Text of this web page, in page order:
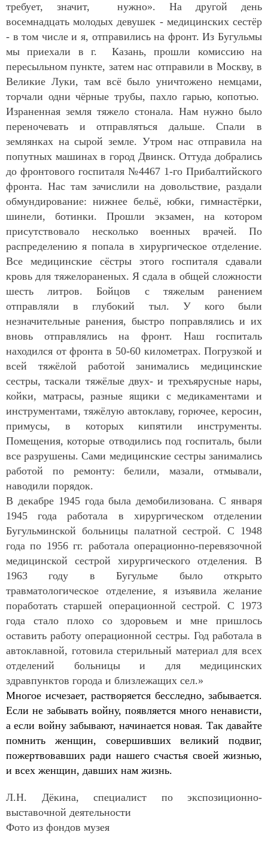
требует, значит, нужно». На другой день
восемнадцать молодых девушек - медицинских сестёр
- в том числе и я, отправились на фронт. Из Бугульмы
мы приехали в г. Казань, прошли комиссию на
пересыльном пункте, затем нас отправили в Москву, в
Великие Луки, там всё было уничтожено немцами,
торчали одни чёрные трубы, пахло гарью, копотью.
Израненная земля тяжело стонала. Нам нужно было
переночевать и отправляться дальше. Спали в
землянках на сырой земле. Утром нас отправила на
попутных машинах в город Двинск. Оттуда добрались
до фронтового госпиталя №4467 1-го Прибалтийского
фронта. Нас там зачислили на довольствие, раздали
обмундирование: нижнее бельё, юбки, гимнастёрки,
шинели, ботинки. Прошли экзамен, на котором
присутствовало несколько военных врачей. По
распределению я попала в хирургическое отделение.
Все медицинские сёстры этого госпиталя сдавали
кровь для тяжелораненых. Я сдала в общей сложности
шесть литров. Бойцов с тяжелым ранением
отправляли в глубокий тыл. У кого были
незначительные ранения, быстро поправлялись и их
вновь отправлялись на фронт. Наш госпиталь
находился от фронта в 50-60 километрах. Погрузкой и
всей тяжёлой работой занимались медицинские
сестры, таскали тяжёлые двух- и трехъярусные нары,
койки, матрасы, разные ящики с медикаментами и
инструментами, тяжёлую автоклаву, горючее, керосин,
примусы, в которых кипятили инструменты.
Помещения, которые отводились под госпиталь, были
все разрушены. Сами медицинские сестры занимались
работой по ремонту: белили, мазали, отмывали,
наводили порядок.
В декабре 1945 года была демобилизована. С января
1945 года работала в хирургическом отделении
Бугульминской больницы палатной сестрой. С 1948
года по 1956 гг. работала операционно-перевязочной
медицинской сестрой хирургического отделения. В
1963 году в Бугульме было открыто
травматологическое отделение, я изъявила желание
поработать старшей операционной сестрой. С 1973
года стало плохо со здоровьем и мне пришлось
оставить работу операционной сестры. Год работала в
автоклавной, готовила стерильный материал для всех
отделений больницы и для медицинских
здравпунктов города и близлежащих сел.»
Многое исчезает, растворяется бесследно, забывается.
Если не забывать войну, появляется много ненависти,
а если войну забывают, начинается новая. Так давайте
помнить женщин, совершивших великий подвиг,
пожертвовавших ради нашего счастья своей жизнью,
и всех женщин, давших нам жизнь.
Л.Н. Дёкина, специалист по экспозиционно-
выставочной деятельности
Фото из фондов музея